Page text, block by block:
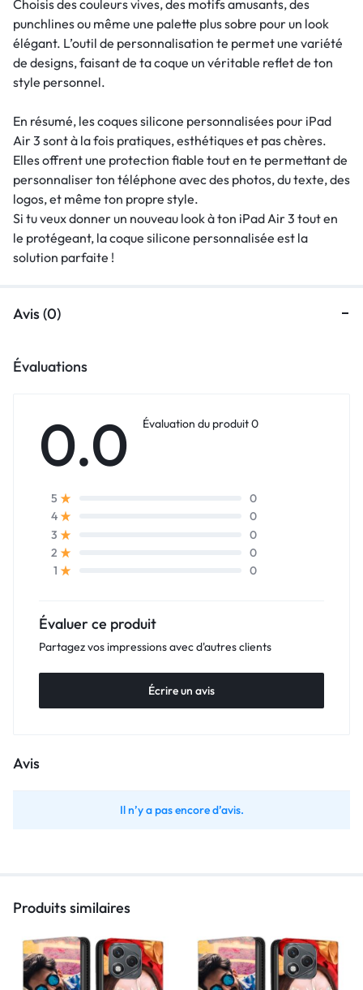
Choisis des couleurs vives, des motifs amusants, des
punchlines ou même une palette plus sobre pour un look
élégant. L’outil de personnalisation te permet une variété
de designs, faisant de ta coque un véritable reflet de ton
style personnel.
En résumé, les coques silicone personnalisées pour iPad
Air 3 sont à la fois pratiques, esthétiques et pas chères.
Elles offrent une protection fiable tout en te permettant de
personnaliser ton téléphone avec des photos, du texte, des
logos, et même ton propre style.
Si tu veux donner un nouveau look à ton iPad Air 3 tout en
le protégeant, la coque silicone personnalisée est la
solution parfaite !
Avis (0)
Évaluations
0.0 Évaluation du produit 0
5
0
4
0
3
0
2
0
1
0
Évaluer ce produit
Partagez vos impressions avec d'autres clients
Écrire un avis
Avis
Il n’y a pas encore d’avis.
Produits similaires